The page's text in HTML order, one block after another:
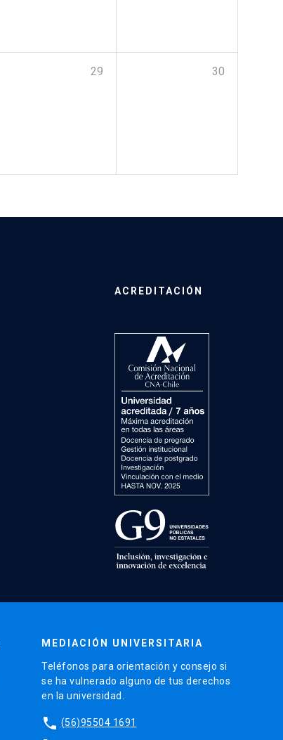
29 30
ACREDITACIÓN
MEDIACIÓN UNIVERSITARIA
Teléfonos para orientación y consejo si
se ha vulnerado alguno de tus derechos
en la universidad.
phone (56)95504 1691